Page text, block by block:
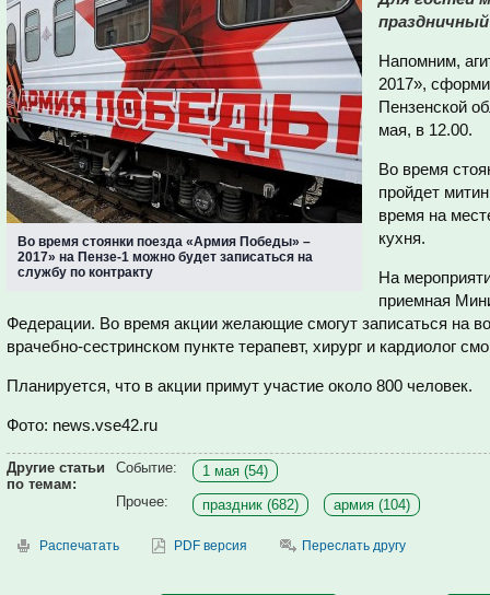
Во время стоянки поезда «Армия Победы» –
2017» на Пензе-1 можно будет записаться на
службу по контракту
Напомним,
2017»,
Пензенской
мая, в 12.00.
Во время
пройдет
время на
кухня.
На
приемная
Федерации. Во время акции желающие смогут записаться на
врачебно-сестринском пункте терапевт, хирург и кардиолог
Планируется, что в акции примут участие около 800 человек.
Фото: news.vse42.ru
Другие статьи
по темам:
Событие:
1 мая (54)
Прочее:
праздник (682) армия (104)
Распечатать PDF версия Переслать другу